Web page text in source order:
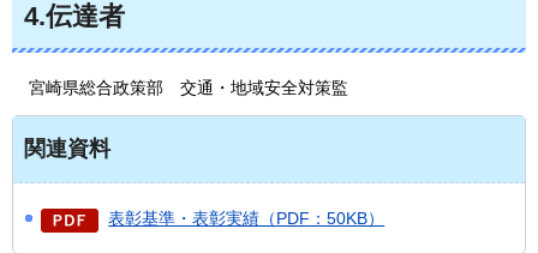
4.伝達者
宮崎県総合政策部 交通・地域安全対策監
関連資料
表彰基準・表彰実績（PDF：50KB）